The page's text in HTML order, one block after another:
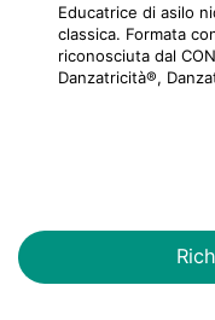
Educatrice di asilo
classica. Formata
riconosciuta dal
Danzatricità®,